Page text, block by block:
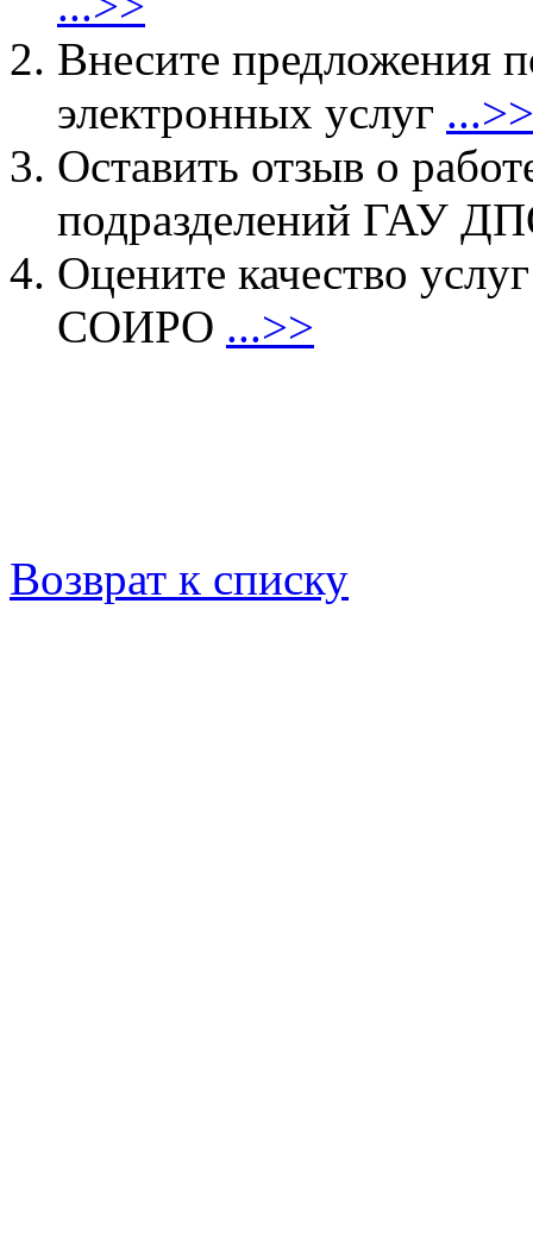
Внесите предложения
электронных услуг ...>>
Оставить отзыв о
подразделений ГАУ
Оцените качество
СОИРО ...>>
Возврат к списку